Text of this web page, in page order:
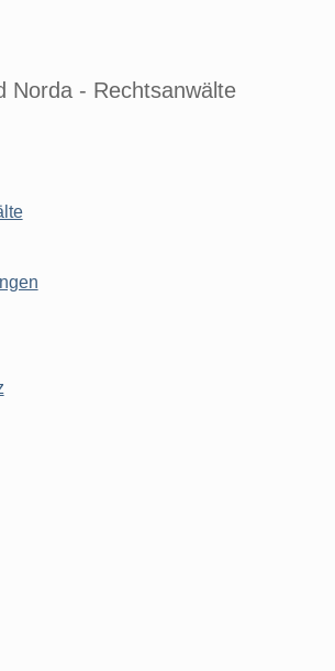
Norda - Rechtsanwälte